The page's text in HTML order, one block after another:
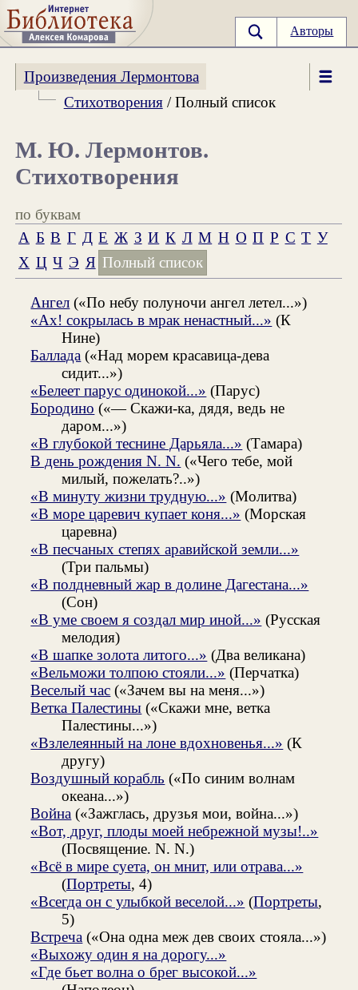
Авторы
Произведения Лермонтова
Стихотворения/ Полный список
М. Ю. Лермонтов.
Стихотворения
по буквам
А Б В Г Д Е Ж З И К Л М Н О П Р С Т У
Х Ц Ч Э Я Полный список
Ангел («По небу полуночи ангел летел...»)
«Ах! сокрылась в мрак ненастный...» (К
Нине)
Баллада («Над морем красавица-дева
сидит...»)
«Белеет парус одинокой...» (Парус)
Бородино («— Скажи-ка, дядя, ведь не
даром...»)
«В глубокой теснине Дарьяла...» (Тамара)
В день рождения N. N. («Чего тебе, мой
милый, пожелать?..»)
«В минуту жизни трудную...» (Молитва)
«В море царевич купает коня...» (Морская
царевна)
«В песчаных степях аравийской земли...»
(Три пальмы)
«В полдневный жар в долине Дагестана...»
(Сон)
«В уме своем я создал мир иной...» (Русская
мелодия)
«В шапке золота литого...» (Два великана)
«Вельможи толпою стояли...» (Перчатка)
Веселый час («Зачем вы на меня...»)
Ветка Палестины («Скажи мне, ветка
Палестины...»)
«Взлелеянный на лоне вдохновенья...» (К
другу)
Воздушный корабль («По синим волнам
океана...»)
Война («Зажглась, друзья мои, война...»)
«Вот, друг, плоды моей небрежной музы!..»
(Посвящение. N. N.)
«Всё в мире суета, он мнит, или отрава...»
(Портреты, 4)
«Всегда он с улыбкой веселой...» (Портреты,
5)
Встреча («Она одна меж дев своих стояла...»)
«Выхожу один я на дорогу...»
«Где бьет волна о брег высокой...»